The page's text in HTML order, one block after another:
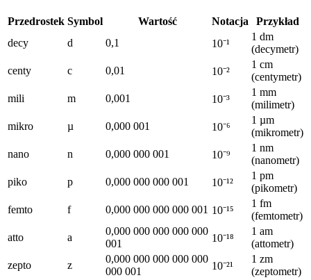
Przedrostek Symbol Wartość Notacja
Przykład
decy
d 0,1 10⁻¹
1 dm
(decymetr)
centy
c 0,01 10⁻²
1 cm
(centymetr)
mili
m 0,001 10⁻³
1 mm
(milimetr)
mikro
µ 0,000 001 10⁻⁶
1 µm
(mikrometr)
nano
n 0,000 000 001 10⁻⁹
1 nm
(nanometr)
piko
p 0,000 000 000 001 10⁻¹²
1 pm
(pikometr)
femto
f 0,000 000 000 000 001 10⁻¹⁵
1 fm
(femtometr)
atto
a
0,000 000 000 000 000
001
10⁻¹⁸
1 am
(attometr)
zepto
z
0,000 000 000 000 000
000 001
10⁻²¹
1 zm
(zeptometr)